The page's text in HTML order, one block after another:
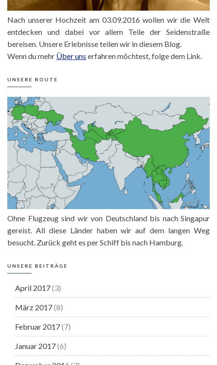
Nach unserer Hochzeit am 03.09.2016 wollen wir die Welt
entdecken und dabei vor allem Teile der Seidenstraße
bereisen. Unsere Erlebnisse teilen wir in diesem Blog.
Wenn du mehr Über uns erfahren möchtest, folge dem Link.
UNSERE ROUTE
Ohne Flugzeug sind wir von Deutschland bis nach Singapur
gereist. All diese Länder haben wir auf dem langen Weg
besucht. Zurück geht es per Schiff bis nach Hamburg.
UNSERE BEITRÄGE
April 2017(3)
März 2017(8)
Februar 2017(7)
Januar 2017(6)